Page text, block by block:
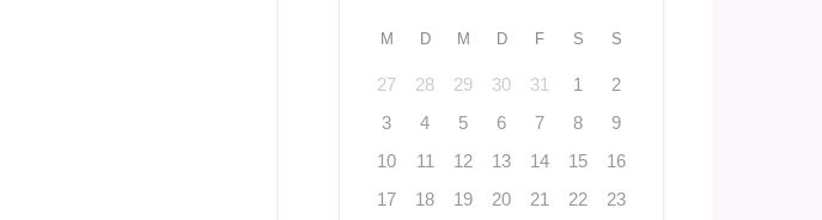
M D M D F S S
27 28 29 30 31 1
2
3
4 5 6 7 8
9
10
11 12 13 14 15
16
17
18 19 20 21 22
23